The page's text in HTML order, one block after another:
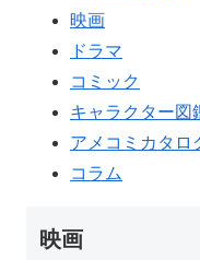
映画
ドラマ
コミック
キャラクター図
アメコミカタロ
コラム
映画